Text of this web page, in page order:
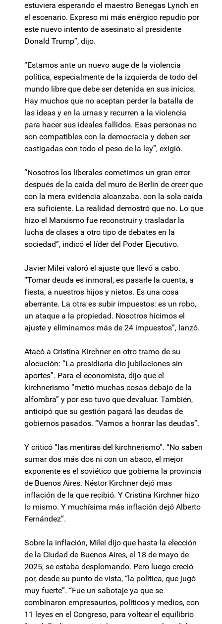
estuviera esperando el maestro Benegas Lynch en
el escenario. Expreso mi más enérgico repudio por
este nuevo intento de asesinato al presidente
Donald Trump”, dijo.
“Estamos ante un nuevo auge de la violencia
política, especialmente de la izquierda de todo del
mundo libre que debe ser detenida en sus inicios.
Hay muchos que no aceptan perder la batalla de
las ideas y en la urnas y recurren a la violencia
para hacer sus ideales fallidos. Esas personas no
son compatibles con la democracia y deben ser
castigadas con todo el peso de la ley”, exigió.
“Nosotros los liberales cometimos un gran error
después de la caída del muro de Berlín de creer que
con la mera evidencia alcanzaba. con la sola caída
era suficiente. La realidad demostró que no. Lo que
hizo el Marxismo fue reconstruir y trasladar la
lucha de clases a otro tipo de debates en la
sociedad”, indicó el líder del Poder Ejecutivo.
Javier Milei valoró el ajuste que llevó a cabo.
“Tomar deuda es inmoral, es pasarle la cuenta, a
fiesta, a nuestros hijos y nietos. Es una cosa
aberrante. La otra es subir impuestos: es un robo,
un ataque a la propiedad. Nosotros hicimos el
ajuste y eliminamos más de 24 impuestos”, lanzó.
Atacó a Cristina Kirchner en otro tramo de su
alocución: “La presidiaria dio jubilaciones sin
aportes”. Para el economista, dijo que el
kirchnerismo “metió muchas cosas debajo de la
alfombra” y por eso tuvo que devaluar. También,
anticipó que su gestión pagará las deudas de
gobiernos pasados. “Vamos a honrar las deudas”.
Y criticó “las mentiras del kirchnerismo”. “No saben
sumar dos más dos ni con un abaco, el mejor
exponente es el soviético que gobierna la provincia
de Buenos Aires. Néstor Kirchner dejó mas
inflación de la que recibió. Y Cristina Kirchner hizo
lo mismo. Y muchísima más inflación dejó Alberto
Fernández”.
Sobre la inflación, Milei dijo que hasta la elección
de la Ciudad de Buenos Aires, el 18 de mayo de
2025, se estaba desplomando. Pero luego creció
por, desde su punto de vista, “la política, que jugó
muy fuerte”. “Fue un sabotaje ya que se
combinaron empresaurios, políticos y medios, con
11 leyes en el Congreso, para voltear el equilibrio